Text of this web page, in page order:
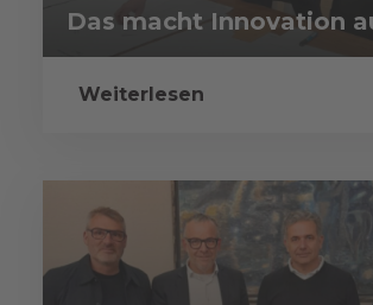
Das macht Innovation
Weiterlesen